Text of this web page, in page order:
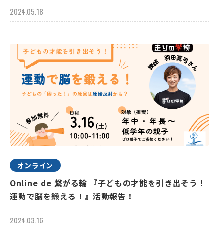
2024.05.18
オンライン
Online de 繋がる輪 『子どもの才能を引き出そう！
運動で脳を鍛える！』活動報告！
2024.03.16